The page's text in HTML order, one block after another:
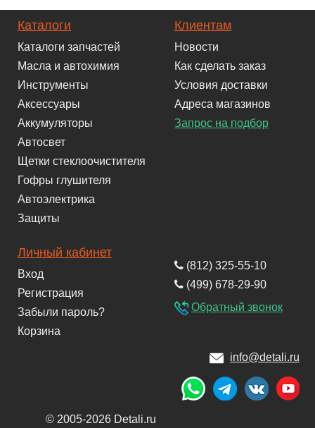
Каталоги
Каталоги запчастей
Масла и автохимия
Инструменты
Аксессуары
Аккумуляторы
Автосвет
Щетки стеклоочистителя
Гофры глушителя
Автоэлектрика
Защиты
Клиентам
Новости
Как сделать заказ
Условия доставки
Адреса магазинов
Запрос на подбор
Личный кабинет
Вход
Регистрация
Забыли пароль?
Корзина
(812) 325-55-10
(499) 678-29-90
Обратный звонок
info@detali.ru
© 2005-2026 Detali.ru